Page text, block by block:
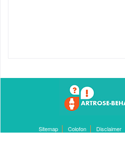
Sitemap Colofon Disclaimer